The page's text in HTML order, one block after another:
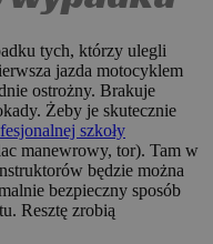
tych, którzy ulegli
jazda motocyklem
ostrożny. Brakuje
Żeby je skutecznie
szkoły
manewrowy, tor). Tam w
będzie można
bezpieczny sposób
Resztę zrobią